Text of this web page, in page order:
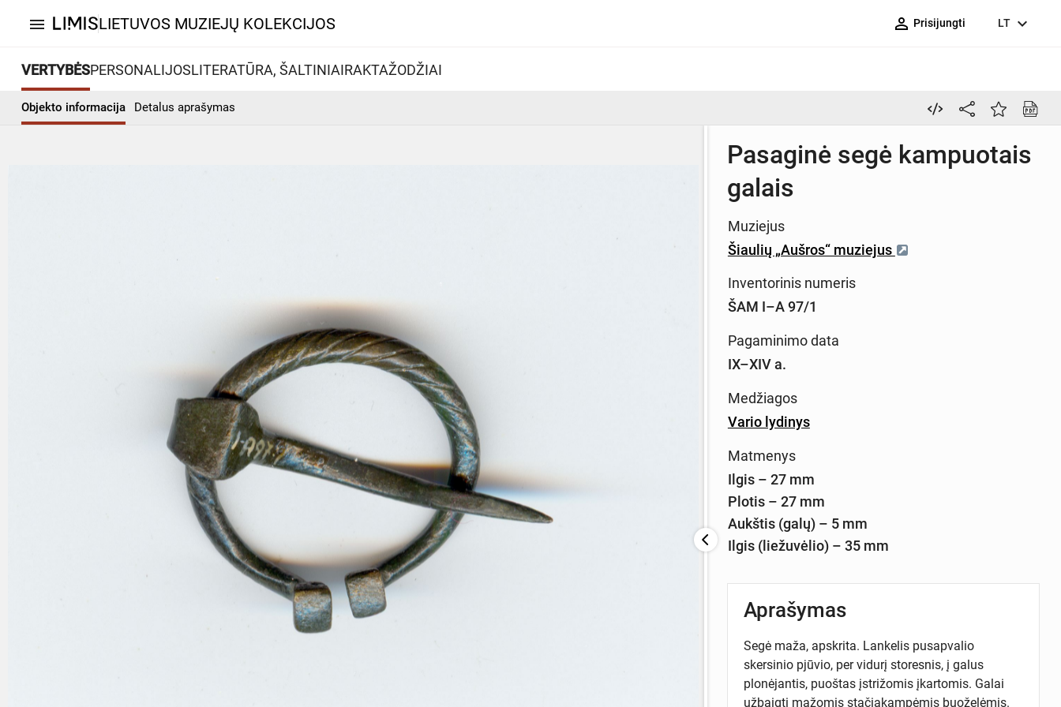
menu LIETUVOS MUZIEJŲ KOLEKCIJOS person_outline Prisijungti LT expand_more
VERTYBĖSPERSONALIJOSLITERATŪRA, ŠALTINIAIRAKTAŽODŽIAI
Objekto informacija Detalus aprašymas
Pasaginė segė kampuotais
galais
Muziejus
Šiaulių „Aušros“ muziejus
Inventorinis numeris
ŠAM I–A 97/1
Pagaminimo data
IX–XIV a.
Medžiagos
Vario lydinys
Matmenys
Ilgis – 27 mm
Plotis – 27 mm
Aukštis (galų) – 5 mm
Ilgis (liežuvėlio) – 35 mm
Aprašymas
Segė maža, apskrita. Lankelis pusapvalio
skersinio pjūvio, per vidurį storesnis, į galus
plonėjantis, puoštas įstrižomis įkartomis. Galai
užbaigti mažomis stačiakampėmis buoželėmis.